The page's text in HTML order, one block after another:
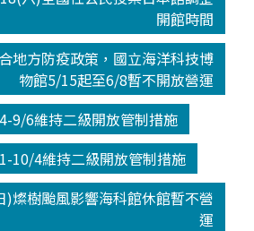
開館時間
地方防疫政策，國立海洋科技博
物館5/15起至6/8暫不開放營運
9/6維持二級開放管制措施
10/4維持二級開放管制措施
)燦樹颱風影響海科館休館暫不營
運